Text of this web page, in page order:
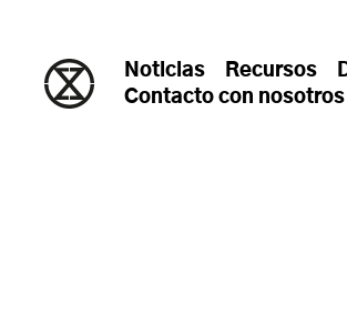
Noticias Recursos
Contacto con nosotros